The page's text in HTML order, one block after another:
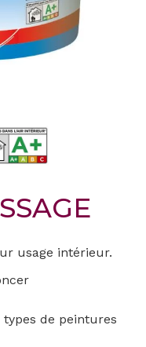
usage intérieur.
de peintures